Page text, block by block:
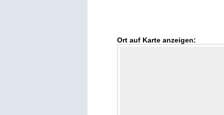
Ort auf Karte anzeigen: